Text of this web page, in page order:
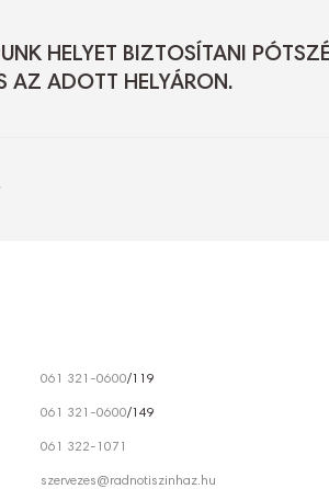
HELYET BIZTOSÍTANI
AZ ADOTT HELYÁRON.
061 321-0600/119
061 321-0600/149
061 322-1071
szervezes@radnotiszinhaz.hu